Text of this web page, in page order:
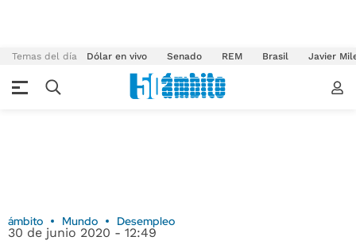
Temas del día Dólar en vivo Senado REM Brasil Javier
ámbito Mundo Desempleo
30 de junio 2020 - 12:49